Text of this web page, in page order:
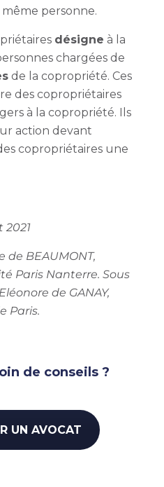
personne.
désigne à la
chargées de
de la copropriété. Ces
des copropriétaires
à la copropriété. Ils
action devant
copropriétaires une
2021
de BEAUMONT,
Paris Nanterre. Sous
de GANAY,
Paris.
de conseils ?
UN AVOCAT